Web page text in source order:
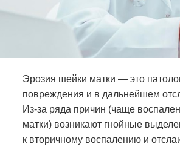
Эрозия шейки матки — это
повреждения и в дальнейшем
Из-за ряда причин (чаще
матки) возникают гнойные
к вторичному воспалению и